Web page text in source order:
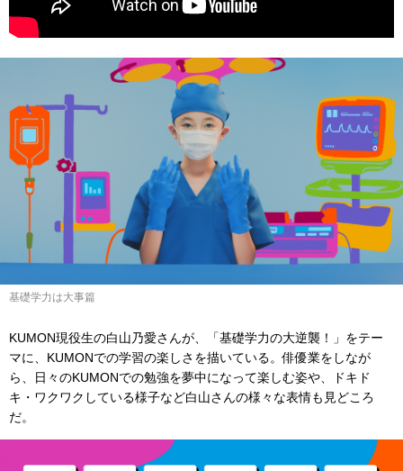
基礎学力は大事篇
KUMON現役生の白山乃愛さんが、「基礎学力の大逆襲！」をテー
マに、KUMONでの学習の楽しさを描いている。俳優業をしなが
ら、日々のKUMONでの勉強を夢中になって楽しむ姿や、ドキド
キ・ワクワクしている様子など白山さんの様々な表情も見どころ
だ。